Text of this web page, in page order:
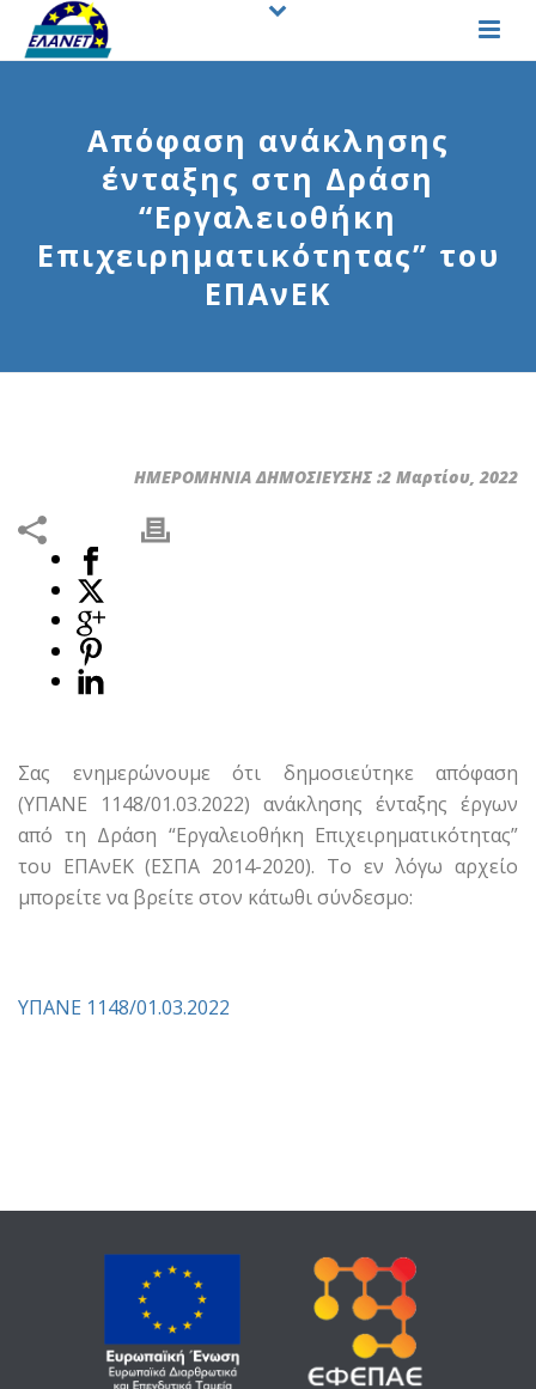
Απόφαση ανάκλησης
ένταξης στη Δράση
“Εργαλειοθήκη
Επιχειρηματικότητας” του
ΕΠΑνΕΚ
ΗΜΕΡΟΜΗΝΙΑ ΔΗΜΟΣΙΕΥΣΗΣ :2 Μαρτίου, 2022
Σας ενημερώνουμε ότι δημοσιεύτηκε απόφαση
(ΥΠΑΝΕ 1148/01.03.2022) ανάκλησης ένταξης έργων
από τη Δράση “Εργαλειοθήκη Επιχειρηματικότητας”
του ΕΠΑνΕΚ (ΕΣΠΑ 2014-2020). Το εν λόγω αρχείο
μπορείτε να βρείτε στον κάτωθι σύνδεσμο:
ΥΠΑΝΕ 1148/01.03.2022